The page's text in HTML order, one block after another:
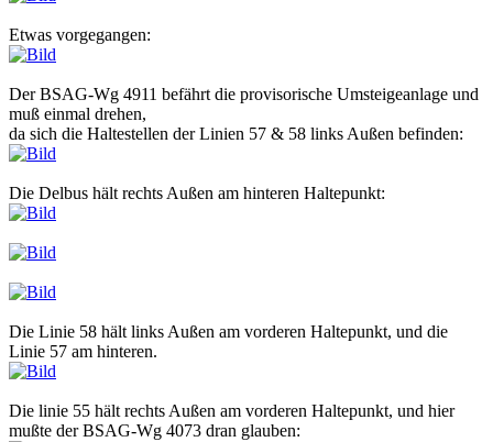
Etwas vorgegangen:
Der BSAG-Wg 4911 befährt die provisorische Umsteigeanlage und
muß einmal drehen,
da sich die Haltestellen der Linien 57 & 58 links Außen befinden:
Die Delbus hält rechts Außen am hinteren Haltepunkt:
Die Linie 58 hält links Außen am vorderen Haltepunkt, und die
Linie 57 am hinteren.
Die linie 55 hält rechts Außen am vorderen Haltepunkt, und hier
mußte der BSAG-Wg 4073 dran glauben: